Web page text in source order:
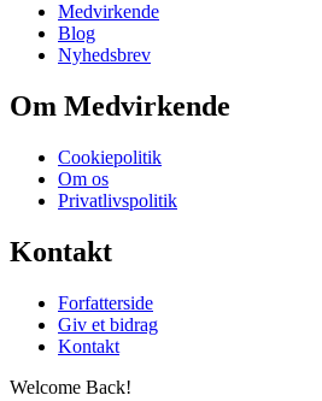
Medvirkende
Blog
Nyhedsbrev
Om Medvirkende
Cookiepolitik
Om os
Privatlivspolitik
Kontakt
Forfatterside
Giv et bidrag
Kontakt
Welcome Back!